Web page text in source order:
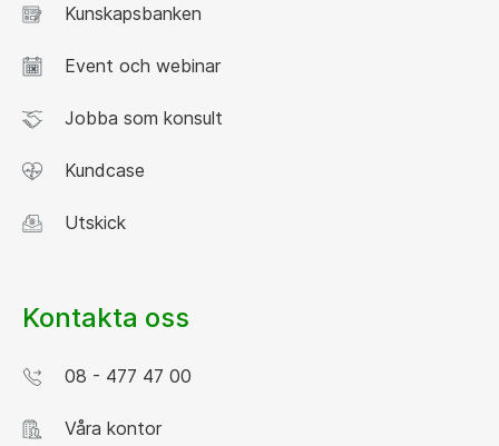
Kunskapsbanken
Event och webinar
Jobba som konsult
Kundcase
Utskick
Kontakta oss
08 - 477 47 00
Våra kontor